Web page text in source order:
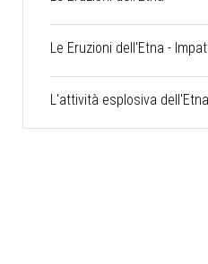
Le Eruzioni dell'Etna -
L'attività esplosiva dell'Etna